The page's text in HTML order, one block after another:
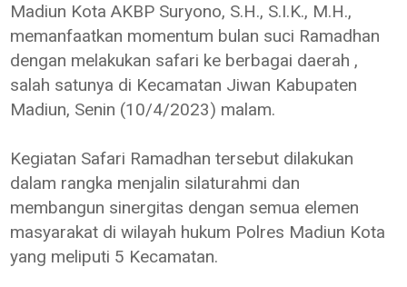
Madiun Kota AKBP Suryono, S.H., S.I.K., M.H.,
memanfaatkan momentum bulan suci Ramadhan
dengan melakukan safari ke berbagai daerah ,
salah satunya di Kecamatan Jiwan Kabupaten
Madiun, Senin (10/4/2023) malam.
Kegiatan Safari Ramadhan tersebut dilakukan
dalam rangka menjalin silaturahmi dan
membangun sinergitas dengan semua elemen
masyarakat di wilayah hukum Polres Madiun Kota
yang meliputi 5 Kecamatan.